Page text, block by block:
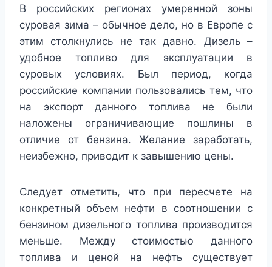
В российских регионах умеренной зоны
суровая зима – обычное дело, но в Европе с
этим столкнулись не так давно. Дизель –
удобное топливо для эксплуатации в
суровых условиях. Был период, когда
российские компании пользовались тем, что
на экспорт данного топлива не были
наложены ограничивающие пошлины в
отличие от бензина. Желание заработать,
неизбежно, приводит к завышению цены.
Следует отметить, что при пересчете на
конкретный объем нефти в соотношении с
бензином дизельного топлива производится
меньше. Между стоимостью данного
топлива и ценой на нефть существует